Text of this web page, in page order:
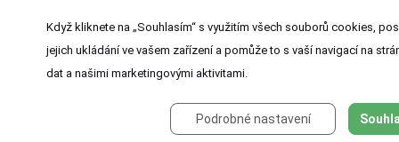
Když kliknete na „Souhlasím“ s využitím všech souborů cookies,
jejich ukládání ve vašem zařízení a pomůže to s vaší navigací na
dat a našimi marketingovými aktivitami.
Podrobné nastavení